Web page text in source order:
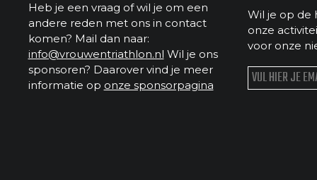
Heb je een vraag of wil je om een
andere reden met ons in contact
komen? Mail dan naar:
info@vrouwentriathlon.nl Wil je ons
sponsoren? Daarover vind je meer
informatie op onze sponsorpagina
Wil je op de
onze
voor onze